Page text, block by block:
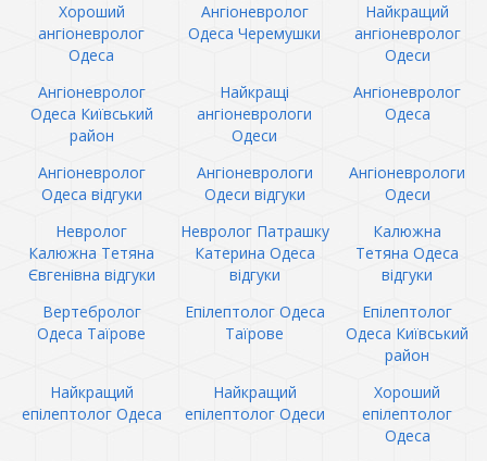
Хороший
ангіоневролог
Одеса
Ангіоневролог
Одеса Черемушки
Найкращий
ангіоневролог
Одеси
Ангіоневролог
Одеса Київський
район
Найкращі
ангіоневрологи
Одеси
Ангіоневролог
Одеса
Ангіоневролог
Одеса відгуки
Ангіоневрологи
Одеси відгуки
Ангіоневрологи
Одеси
Невролог
Калюжна Тетяна
Євгенівна відгуки
Невролог Патрашку
Катерина Одеса
відгуки
Калюжна
Тетяна Одеса
відгуки
Вертебролог
Одеса Таїрове
Епілептолог Одеса
Таїрове
Епілептолог
Одеса Київський
район
Найкращий
епілептолог Одеса
Найкращий
епілептолог Одеси
Хороший
епілептолог
Одеса